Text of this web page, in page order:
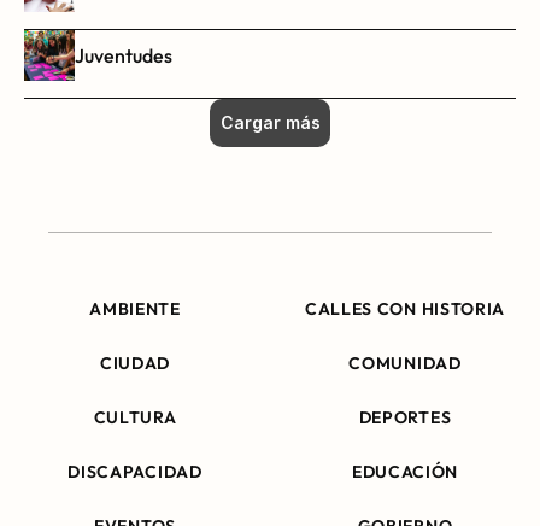
Juventudes
Cargar más
AMBIENTE CALLES CON HISTORIA
CIUDAD COMUNIDAD
CULTURA DEPORTES
DISCAPACIDAD EDUCACIÓN